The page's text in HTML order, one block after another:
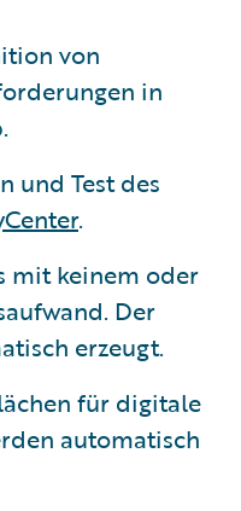
von
in
und Test des
.
mit keinem oder
Der
erzeugt.
für digitale
automatisch